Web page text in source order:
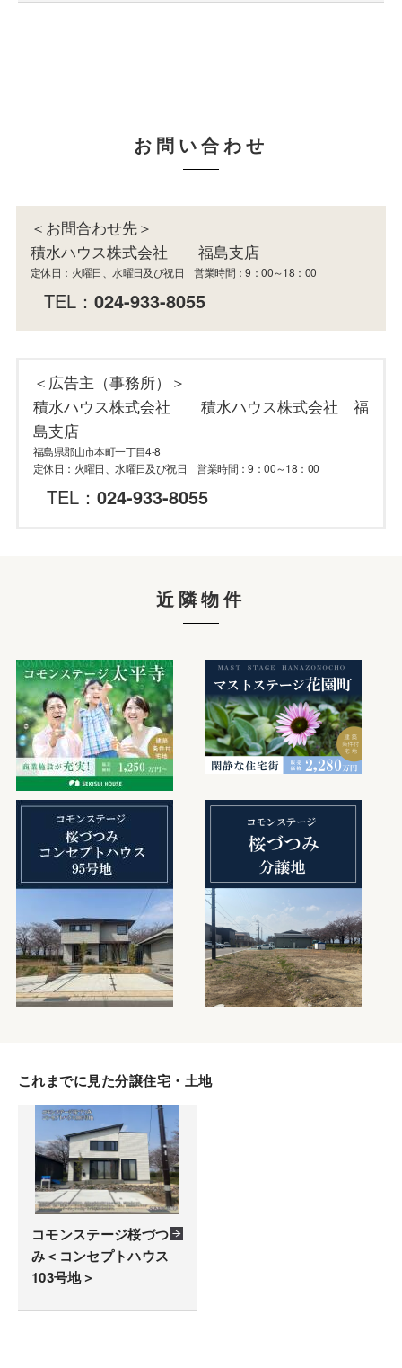
お問い合わせ
＜お問合わせ先＞
積水ハウス株式会社 福島支店
定休日：火曜日、水曜日及び祝日 営業時間：9：00～18：00
TEL：024-933-8055
＜広告主（事務所）＞
積水ハウス株式会社 積水ハウス株式会社 福
島支店
福島県郡山市本町一丁目4-8
定休日：火曜日、水曜日及び祝日 営業時間：9：00～18：00
TEL： 024-933-8055
近隣物件
これまでに見た分譲住宅・土地
コモンステージ桜づつ
み＜コンセプトハウス
103号地＞